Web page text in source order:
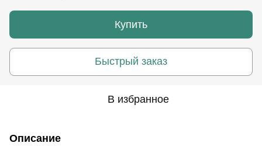
Купить
Быстрый заказ
В избранное
Описание